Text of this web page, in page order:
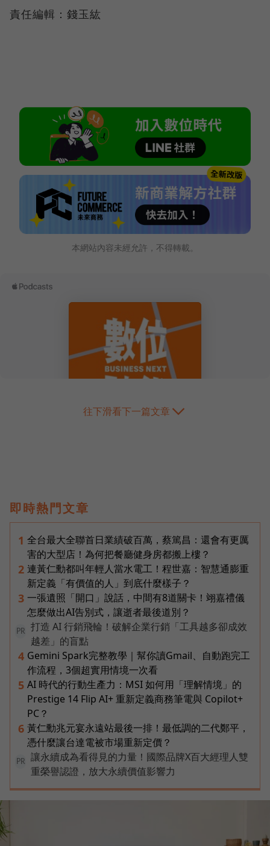
責任編輯：錢玉紘
本網站內容未經允許，不得轉載。
往下滑看下一篇文章
即時熱門文章
1 全台最大全聯首日業績破百萬，蔡篤昌：還會有更厲
害的大型店！為何把餐廳健身房都搬上樓？
2 連黃仁勳都叫年輕人當水電工！程世嘉：智慧通膨重
新定義「有價值的人」到底什麼樣子？
3 一張遺照「開口」說話，中間有8道關卡！翊嘉禮儀
怎麼做出AI告別式，讓逝者最後道別？
PR
打造 AI 行銷飛輪！破解企業行銷「工具越多卻成效
越差」的盲點
4 Gemini Spark完整教學｜幫你讀Gmail、自動跑完工
作流程，3個超實用情境一次看
5 AI 時代的行動生產力：MSI 如何用「理解情境」的
Prestige 14 Flip AI+ 重新定義商務筆電與 Copilot+
PC？
6 黃仁勳兆元宴永遠站最後一排！最低調的二代鄭平，
憑什麼讓台達電被市場重新定價？
PR
讓永續成為看得見的力量！國際品牌X百大經理人雙
重榮譽認證，放大永續價值影響力